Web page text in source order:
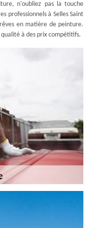
n'oubliez pas la touche
professionnels à Selles Saint
en matière de peinture.
qualité à des prix compétitifs.